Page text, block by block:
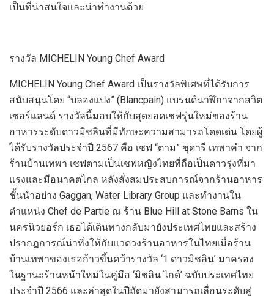
เป็นที่น่าสนใจและน่าทำงานด้วย
รางวัล MICHELIN Young Chef Award
MICHELIN Young Chef Award เป็นรางวัลพิเศษที่ได้รับการ
สนับสนุนโดย “บลองแปง” (Blancpain) แบรนด์นาฬิกาจากสวิต
เซอร์แลนด์ รางวัลนี้มอบให้กับสุดยอดเชฟรุ่นใหม่ของร้าน
อาหารระดับดาวมิชลินที่มีทักษะความสามารถโดดเด่น โดยผู้
ได้รับรางวัลประจำปี 2567 คือ เชฟ “ตาม” ชุดารี เทพาคำ จาก
ร้านบ้านเทพา เชฟตามเป็นเชฟหญิงไทยที่ถือเป็นดาวรุ่งที่มา
แรงและมีอนาคตไกล หลังสั่งสมประสบการณ์จากร้านอาหาร
ชั้นนำอย่าง Gaggan, Water Library Group และทำงานใน
ตำแหน่ง Chef de Partie ณ ร้าน Blue Hill at Stone Barns ใน
นครนิวยอร์ก เธอได้เดินทางกลับมายังประเทศไทยและสร้าง
ปรากฎการณ์น่าทึ่งให้กับแวดวงร้านอาหารในไทยเมื่อร้าน
บ้านเทพาของเธอก้าวขึ้นคว้ารางวัล ‘1 ดาวมิชลิน’ มาครอง
ในฐานะร้านหน้าใหม่ในคู่มือ ‘มิชลิน ไกด์’ ฉบับประเทศไทย
ประจำปี 2566 และล่าสุดในปีถัดมายังสามารถเลื่อนระดับสู่